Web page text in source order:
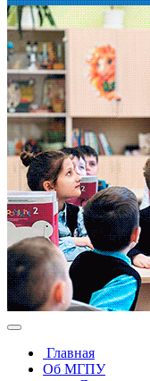
Главная
Об МГПУ